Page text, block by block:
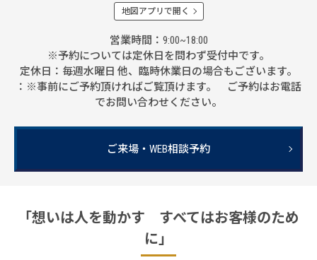
地図アプリで開く
営業時間
9:00~18:00
※予約については定休日を問わず受付中です。
定休日
毎週水曜日 他、臨時休業日の場合もございます。
：※事前にご予約頂ければご覧頂けます。 ご予約はお電話
でお問い合わせください。
ご来場・WEB相談予約
「想いは人を動かす すべてはお客様のため
に」